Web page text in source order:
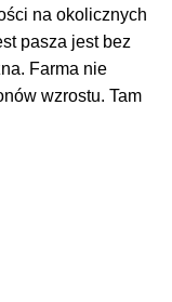
na okolicznych
pasza jest bez
Farma nie
wzrostu. Tam